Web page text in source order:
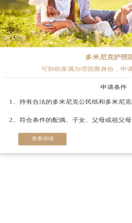
多米尼克护照
可协助家属办理团聚身份，申
申请条件
1、持有合法的多米尼克公民纸和多米尼克
2、符合条件的配偶、子女、父母或祖父母
查看详情